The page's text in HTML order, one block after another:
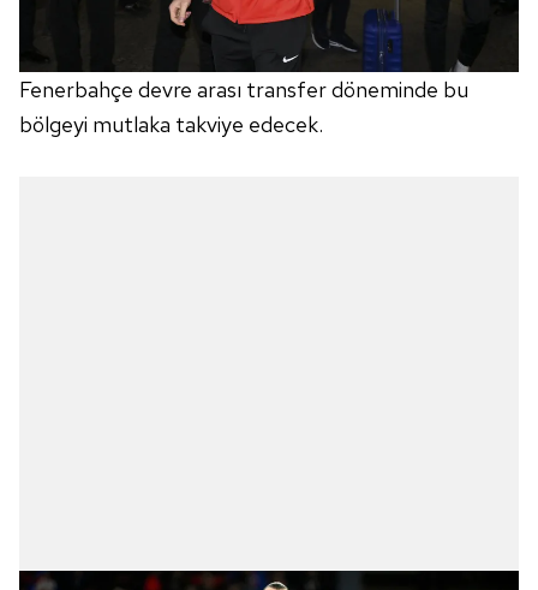
Fenerbahçe devre arası transfer döneminde bu
bölgeyi mutlaka takviye edecek.